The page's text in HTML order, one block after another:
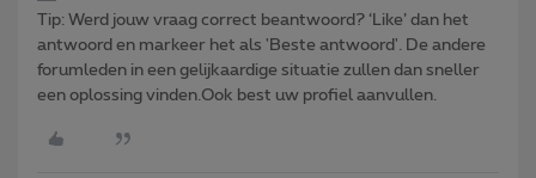
Tip: Werd jouw vraag correct beantwoord? ‘Like’ dan het
antwoord en markeer het als 'Beste antwoord'. De andere
forumleden in een gelijkaardige situatie zullen dan sneller
een oplossing vinden.Ook best uw profiel aanvullen.